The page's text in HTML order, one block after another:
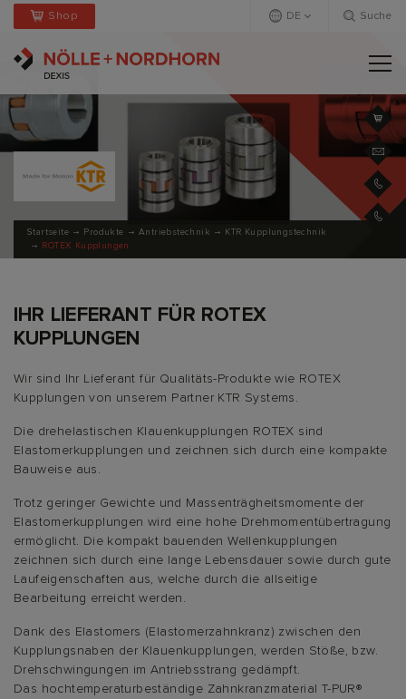
Shop DE Suche
Startseite Produkte Antriebstechnik
KTR Kupplungstechnik
ROTEX Kupplungen
IHR LIEFERANT FÜR ROTEX
KUPPLUNGEN
Wir sind Ihr Lieferant für Qualitäts-Produkte wie ROTEX
Kupplungen von unserem Partner KTR Systems.
Die drehelastischen Klauenkupplungen ROTEX sind
Elastomerkupplungen und zeichnen sich durch eine kompakte
Bauweise aus.
Trotz geringer Gewichte und Massenträgheitsmomente der
Elastomerkupplungen wird eine hohe Drehmomentübertragung
ermöglicht. Die kompakt bauenden Wellenkupplungen
zeichnen sich durch eine lange Lebensdauer sowie durch gute
Laufeigenschaften aus, welche durch die allseitige
Bearbeitung erreicht werden.
Dank des Elastomers (Elastomerzahnkranz) zwischen den
Kupplungsnaben der Klauenkupplungen, werden Stöße, bzw.
Drehschwingungen im Antriebsstrang gedämpft.
Das hochtemperaturbeständige Zahnkranzmaterial T-PUR®